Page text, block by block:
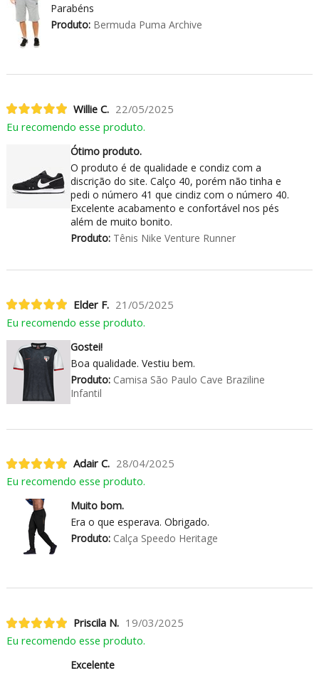
Parabéns
Produto:Bermuda Puma Archive
Willie C. 22/05/2025
Eu recomendo esse produto.
Ótimo produto.
O produto é de qualidade e condiz com a
discrição do site. Calço 40, porém não tinha e
pedi o número 41 que cindiz com o número 40.
Excelente acabamento e confortável nos pés
além de muito bonito.
Produto:Tênis Nike Venture Runner
Elder F. 21/05/2025
Eu recomendo esse produto.
Gostei!
Boa qualidade. Vestiu bem.
Produto:Camisa São Paulo Cave Braziline
Infantil
Adair C. 28/04/2025
Eu recomendo esse produto.
Muito bom.
Era o que esperava. Obrigado.
Produto:Calça Speedo Heritage
Priscila N. 19/03/2025
Eu recomendo esse produto.
Excelente